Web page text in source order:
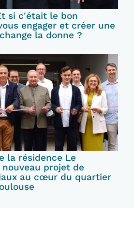
si c'était le bon
engager et créer une
la donne ?
la résidence Le
projet de
au cœur du quartier